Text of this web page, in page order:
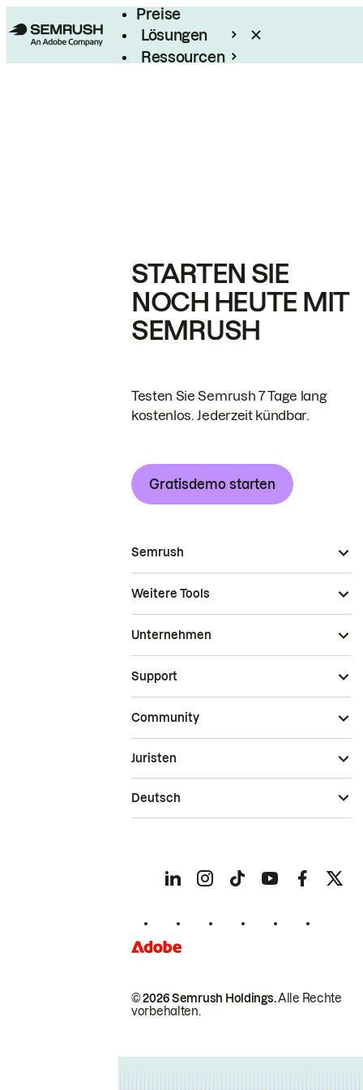
Preise
Lösungen
Ressourcen
STARTEN SIE
NOCH HEUTE MIT
SEMRUSH
Testen Sie Semrush 7 Tage lang
kostenlos. Jederzeit kündbar.
Gratisdemo starten
Semrush
Weitere Tools
Unternehmen
Support
Community
© 2026 Semrush Holdings.Alle Rechte
vorbehalten.
Juristen
Deutsch